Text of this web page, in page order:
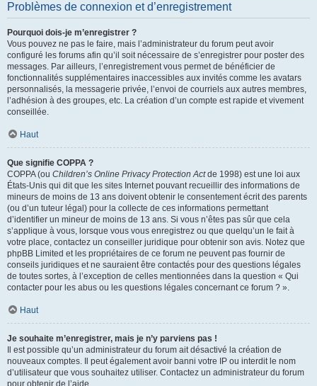
Problèmes de connexion et d’enregistrement
Pourquoi dois-je m’enregistrer ?
Vous pouvez ne pas le faire, mais l’administrateur du forum peut avoir
configuré les forums afin qu’il soit nécessaire de s’enregistrer pour poster des
messages. Par ailleurs, l’enregistrement vous permet de bénéficier de
fonctionnalités supplémentaires inaccessibles aux invités comme les avatars
personnalisés, la messagerie privée, l’envoi de courriels aux autres membres,
l’adhésion à des groupes, etc. La création d’un compte est rapide et vivement
conseillée.
Haut
Que signifie COPPA ?
COPPA (ou Children’s Online Privacy Protection Actde 1998) est une loi aux
États-Unis qui dit que les sites Internet pouvant recueillir des informations de
mineurs de moins de 13 ans doivent obtenir le consentement écrit des parents
(ou d’un tuteur légal) pour la collecte de ces informations permettant
d’identifier un mineur de moins de 13 ans. Si vous n’êtes pas sûr que cela
s’applique à vous, lorsque vous vous enregistrez ou que quelqu’un le fait à
votre place, contactez un conseiller juridique pour obtenir son avis. Notez que
phpBB Limited et les propriétaires de ce forum ne peuvent pas fournir de
conseils juridiques et ne sauraient être contactés pour des questions légales
de toutes sortes, à l’exception de celles mentionnées dans la question « Qui
contacter pour les abus ou les questions légales concernant ce forum ? ».
Haut
Je souhaite m’enregistrer, mais je n’y parviens pas !
Il est possible qu’un administrateur du forum ait désactivé la création de
nouveaux comptes. Il peut également avoir banni votre IP ou interdit le nom
d’utilisateur que vous souhaitez utiliser. Contactez un administrateur du forum
pour obtenir de l’aide.